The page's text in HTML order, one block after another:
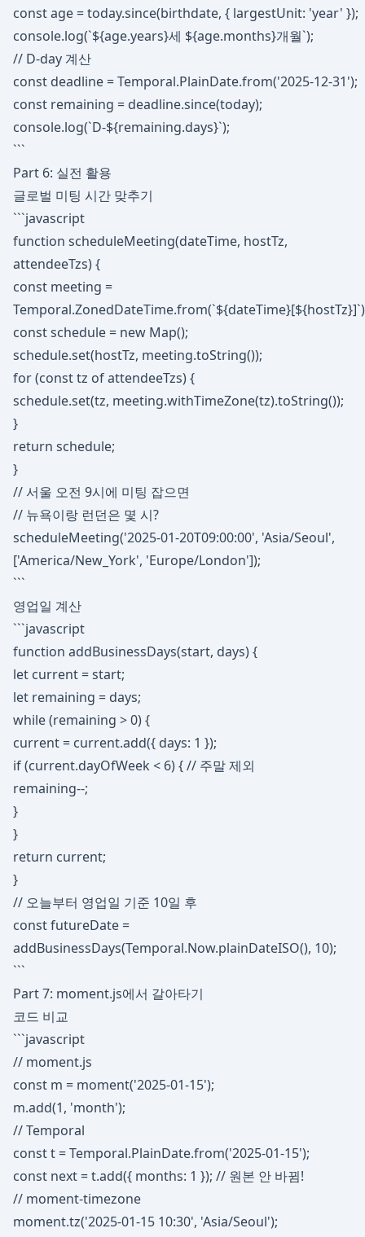
const age = today.since(birthdate, { largestUnit: 'year' });
console.log(`${age.years}세 ${age.months}개월`);
// D-day 계산
const deadline = Temporal.PlainDate.from('2025-12-31');
const remaining = deadline.since(today);
console.log(`D-${remaining.days}`);
```
Part 6: 실전 활용
글로벌 미팅 시간 맞추기
```javascript
function scheduleMeeting(dateTime, hostTz,
attendeeTzs) {
const meeting =
const schedule = new Map();
schedule.set(hostTz, meeting.toString());
for (const tz of attendeeTzs) {
schedule.set(tz, meeting.withTimeZone(tz).toString());
}
return schedule;
}
// 서울 오전 9시에 미팅 잡으면
// 뉴욕이랑 런던은 몇 시?
scheduleMeeting('2025-01-20T09:00:00', 'Asia/Seoul',
['America/New_York', 'Europe/London']);
```
영업일 계산
```javascript
function addBusinessDays(start, days) {
let current = start;
let remaining = days;
while (remaining > 0) {
current = current.add({ days: 1 });
if (current.dayOfWeek < 6) { // 주말 제외
remaining--;
}
}
return current;
}
// 오늘부터 영업일 기준 10일 후
const futureDate =
addBusinessDays(Temporal.Now.plainDateISO(), 10);
```
Part 7: moment.js에서 갈아타기
코드 비교
```javascript
// moment.js
const m = moment('2025-01-15');
m.add(1, 'month');
// Temporal
const t = Temporal.PlainDate.from('2025-01-15');
const next = t.add({ months: 1 }); // 원본 안 바뀜!
// moment-timezone
moment.tz('2025-01-15 10:30', 'Asia/Seoul');